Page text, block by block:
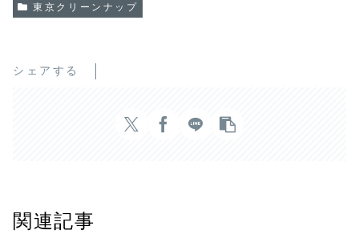
東京クリーンナップ
シェアする
関連記事